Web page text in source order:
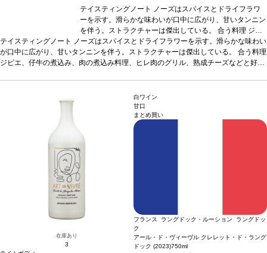
テイスティングノート ノーズはスパイスとドライフラワ
ーを示す。滑らかな味わいが口中に広がり、甘いタンニン
を伴う。ストラクチャーは傑出している。合う料理 ジビ
エ、仔牛の煮込み、肉の煮込み料理、ヒレ肉のグリル、熟
成チーズなどと好相性葡萄品種100% ネッビオーロ認証
EQUALITAS認証
*本ヴィンテージが在庫切れの場合、在
テイスティングノート ノーズはスパイスとドライフラワーを示す。滑らかな味わい
が口中に広がり、甘いタンニンを伴う。ストラクチャーは傑出している。 合う料理
ジビエ、仔牛の煮込み、肉の煮込み料理、ヒレ肉のグリル、熟成チーズなどと好相
在庫あり
3
白ワイン
甘口
まとめ買い
フランス ラングドック・ルーション ラングドッ
ク
アール・ド・ヴィーヴル クレレット・ド・ラング
ドック (2023)750ml